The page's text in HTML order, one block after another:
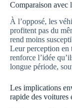
Comparaison avec
À l’opposé, les
profitent pas du
rend moins
Leur perception en
renforce l’idée
longue période,
Les implications
rapide des voitures